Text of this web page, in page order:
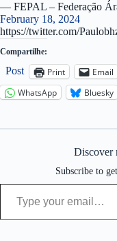
— FEPAL – Federação
February 18, 2024
https://twitter.com/
Compartilhe:
Post Print Email
WhatsApp
Bluesky
Discover
Subscribe to
Type your email…